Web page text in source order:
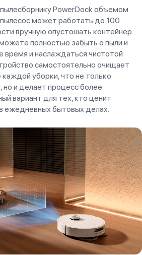
PowerDock объемом
может работать до 100
вручную опустошать контейнер.
полностью забыть о пыли и
время и наслаждаться чистотой
самостоятельно очищает
каждой уборки, что не только
и делает процесс более
вариант для тех, кто ценит
ежедневных бытовых делах.